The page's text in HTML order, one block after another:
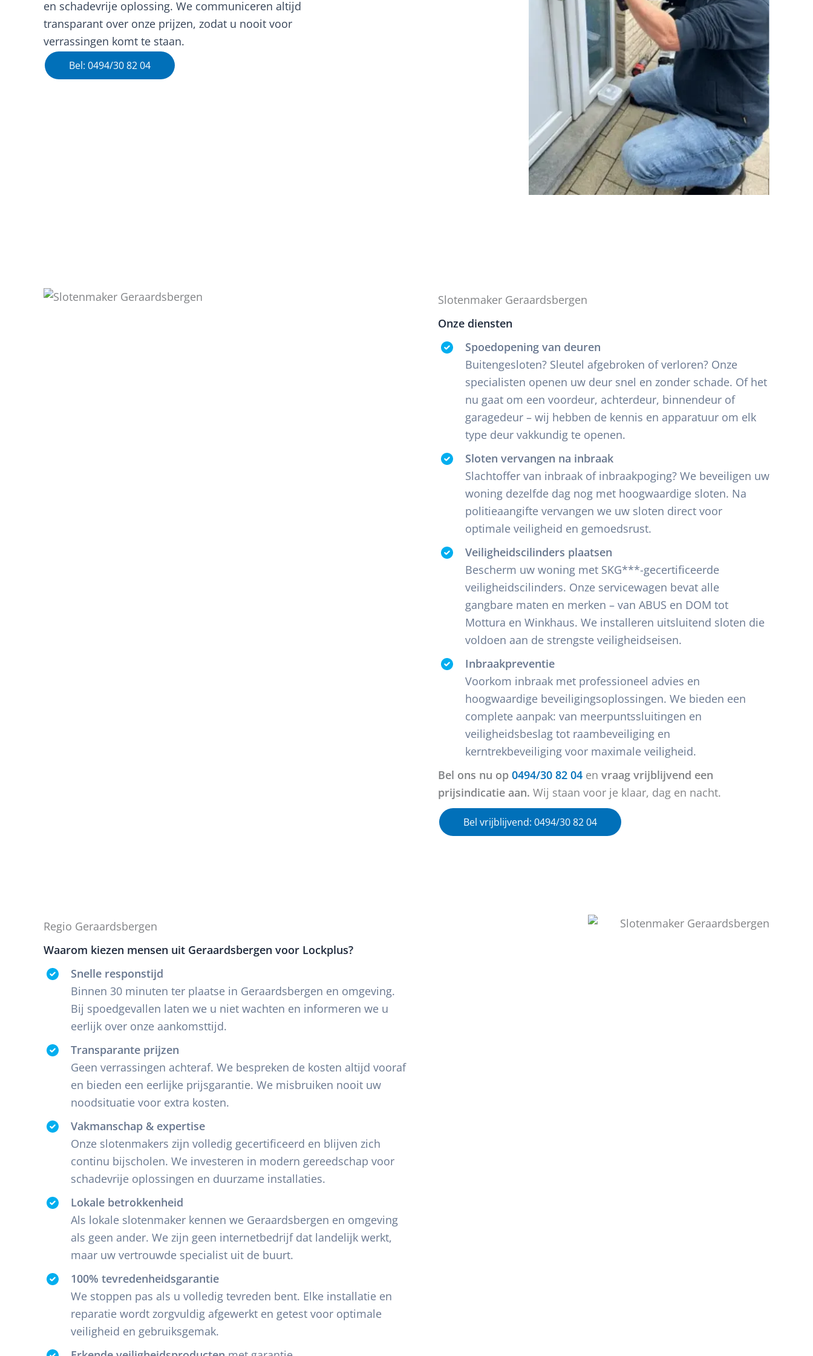
en schadevrije oplossing. We communiceren altijd
transparant over onze prijzen, zodat u nooit voor
verrassingen komt te staan.
Bel: 0494/30 82 04
Slotenmaker Geraardsbergen
Onze diensten
Spoedopening van deuren
Buitengesloten? Sleutel afgebroken of verloren? Onze
specialisten openen uw deur snel en zonder schade. Of het
nu gaat om een voordeur, achterdeur, binnendeur of
garagedeur – wij hebben de kennis en apparatuur om elk
type deur vakkundig te openen.
Sloten vervangen na inbraak
Slachtoffer van inbraak of inbraakpoging? We beveiligen uw
woning dezelfde dag nog met hoogwaardige sloten. Na
politieaangifte vervangen we uw sloten direct voor
optimale veiligheid en gemoedsrust.
Veiligheidscilinders plaatsen
Bescherm uw woning met SKG***-gecertificeerde
veiligheidscilinders. Onze servicewagen bevat alle
gangbare maten en merken – van ABUS en DOM tot
Mottura en Winkhaus. We installeren uitsluitend sloten die
voldoen aan de strengste veiligheidseisen.
Inbraakpreventie
Voorkom inbraak met professioneel advies en
hoogwaardige beveiligingsoplossingen. We bieden een
complete aanpak: van meerpuntssluitingen en
veiligheidsbeslag tot raambeveiliging en
kerntrekbeveiliging voor maximale veiligheid.
Bel ons nu op 0494/30 82 04en vraag vrijblijvend een
prijsindicatie aan. Wij staan voor je klaar, dag en nacht.
Bel vrijblijvend: 0494/30 82 04
Regio Geraardsbergen
Waarom kiezen mensen uit Geraardsbergen voor Lockplus?
Snelle responstijd
Binnen 30 minuten ter plaatse in Geraardsbergen en omgeving.
Bij spoedgevallen laten we u niet wachten en informeren we u
eerlijk over onze aankomsttijd.
Transparante prijzen
Geen verrassingen achteraf. We bespreken de kosten altijd vooraf
en bieden een eerlijke prijsgarantie. We misbruiken nooit uw
noodsituatie voor extra kosten.
Vakmanschap & expertise
Onze slotenmakers zijn volledig gecertificeerd en blijven zich
continu bijscholen. We investeren in modern gereedschap voor
schadevrije oplossingen en duurzame installaties.
Lokale betrokkenheid
Als lokale slotenmaker kennen we Geraardsbergen en omgeving
als geen ander. We zijn geen internetbedrijf dat landelijk werkt,
maar uw vertrouwde specialist uit de buurt.
100% tevredenheidsgarantie
We stoppen pas als u volledig tevreden bent. Elke installatie en
reparatie wordt zorgvuldig afgewerkt en getest voor optimale
veiligheid en gebruiksgemak.